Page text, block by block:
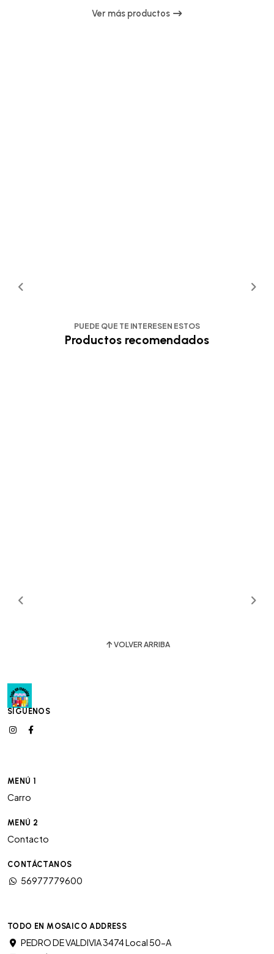
Ver más productos
PUEDE QUE TE INTERESEN ESTOS
Productos recomendados
VOLVER ARRIBA
SÍGUENOS
MENÚ 1
Carro
MENÚ 2
Contacto
CONTÁCTANOS
56977779600
TODO EN MOSAICO ADDRESS
PEDRO DE VALDIVIA 3474 Local 50-A